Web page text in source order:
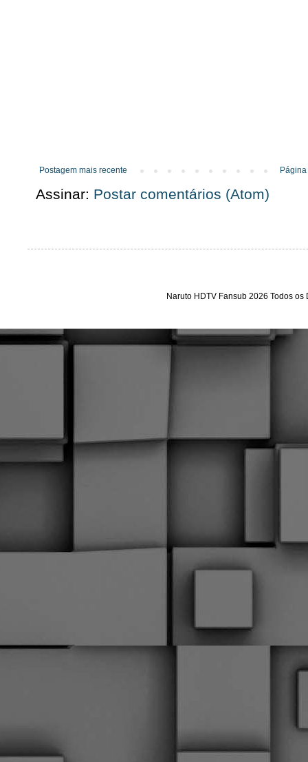
Postagem mais recente
Assinar: Postar comentários (Atom)
Naruto HDTV Fansub 2026 Todos